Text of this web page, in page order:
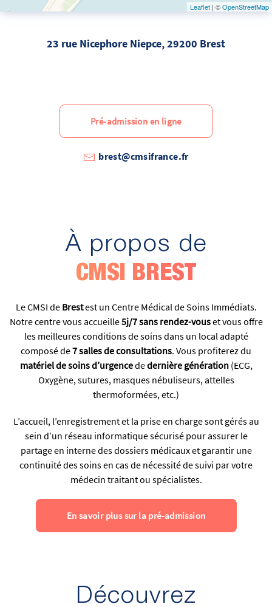
Leaflet | ©OpenStreetMap
23 rue Nicephore Niepce, 29200 Brest
Pré-admission en ligne
brest@cmsifrance.fr
À propos de
CMSI BREST
Le CMSI de Brestest un Centre Médical de Soins Immédiats.
Notre centre vous accueille5j/7 sans rendez-vouset vous offre
les meilleures conditions de soins dans un local adapté
composé de7 salles de consultations. Vous profiterez du
matériel de soins d’urgencededernière génération(ECG,
Oxygène, sutures, masques nébuliseurs, attelles
thermoformées, etc.)
L’accueil, l’enregistrement et la prise en charge sont gérés au
sein d’un réseau informatique sécurisé pour assurer le
partage en interne des dossiers médicaux et garantir une
continuité des soins en cas de nécessité de suivi par votre
médecin traitant ou spécialistes.
En savoir plus sur la pré-admission
Découvrez